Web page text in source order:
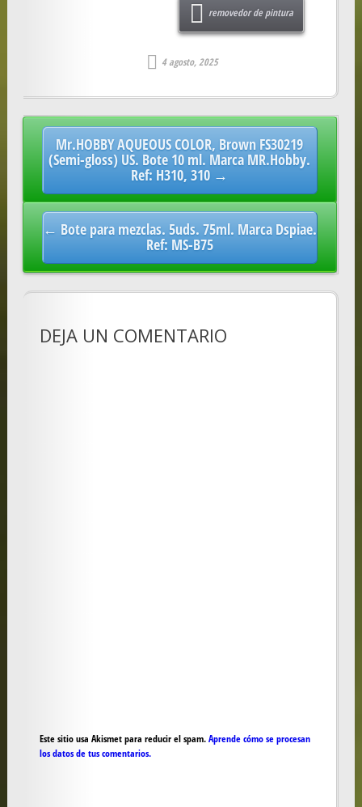
removedor de pintura
4 agosto, 2025
Post
navigation
Mr.HOBBY AQUEOUS COLOR, Brown FS30219
(Semi-gloss) US. Bote 10 ml. Marca MR.Hobby.
Ref: H310, 310 →
← Bote para mezclas. 5uds. 75ml. Marca Dspiae.
Ref: MS-B75
DEJA UN COMENTARIO
Este sitio usa Akismet para reducir el spam.Aprende cómo se procesan
los datos de tus comentarios.